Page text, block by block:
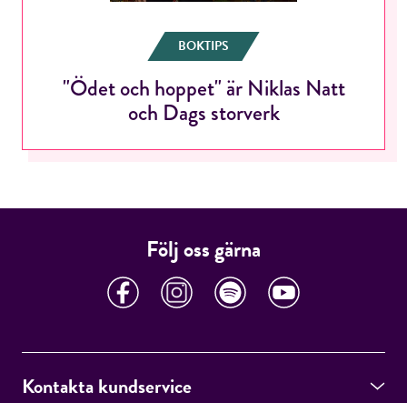
BOKTIPS
"Ödet och hoppet" är Niklas Natt
och Dags storverk
Följ oss gärna
Kontakta kundservice